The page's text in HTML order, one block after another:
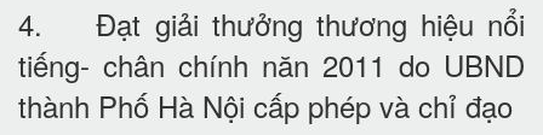
4. Đạt giải thưởng thương hiệu nổi
tiếng- chân chính năn 2011 do UBND
thành Phố Hà Nội cấp phép và chỉ đạo